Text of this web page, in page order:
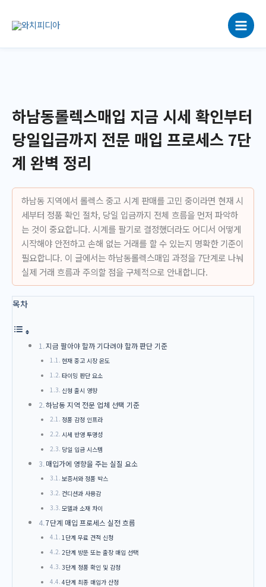
로
하남동롤렉스매입 지금 시세 확인부터
당일입금까지 전문 매입 프로세스 7단
계 완벽 정리
하남동 지역에서 롤렉스 중고 시계 판매를 고민 중이라면 현재 시
세부터 정품 확인 절차, 당일 입금까지 전체 흐름을 먼저 파악하
는 것이 중요합니다. 시계를 팔기로 결정했더라도 어디서 어떻게
시작해야 안전하고 손해 없는 거래를 할 수 있는지 명확한 기준이
필요합니다. 이 글에서는 하남동롤렉스매입 과정을 7단계로 나눠
실제 거래 흐름과 주의할 점을 구체적으로 안내합니다.
목차
지금 팔아야 할까 기다려야 할까 판단 기준
현재 중고 시장 온도
타이밍 판단 요소
신형 출시 영향
하남동 지역 전문 업체 선택 기준
정품 감정 인프라
시세 반영 투명성
당일 입금 시스템
매입가에 영향을 주는 실질 요소
보증서와 정품 박스
컨디션과 사용감
모델과 소재 차이
7단계 매입 프로세스 실전 흐름
1단계 무료 견적 신청
2단계 방문 또는 출장 매입 선택
3단계 정품 확인 및 감정
4단계 최종 매입가 산정